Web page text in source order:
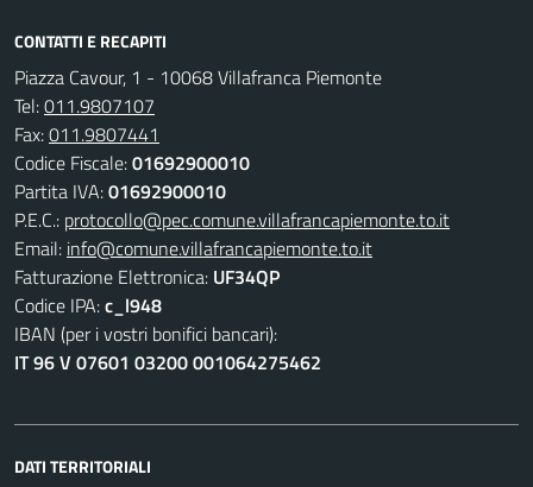
CONTATTI E RECAPITI
Piazza Cavour, 1 - 10068 Villafranca Piemonte
Tel:011.9807107
Fax:011.9807441
Codice Fiscale:01692900010
Partita IVA:01692900010
P.E.C.: protocollo@pec.comune.villafrancapiemonte.to.it
Email: info@comune.villafrancapiemonte.to.it
Fatturazione Elettronica: UF34QP
Codice IPA:c_l948
IBAN (per i vostri bonifici bancari):
IT 96 V 07601 03200 001064275462
DATI TERRITORIALI